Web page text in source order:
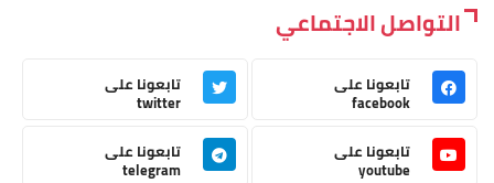
التواصل الاجتماعي
تابعونا على
facebook
تابعونا على
twitter
تابعونا على
youtube
تابعونا على
telegram